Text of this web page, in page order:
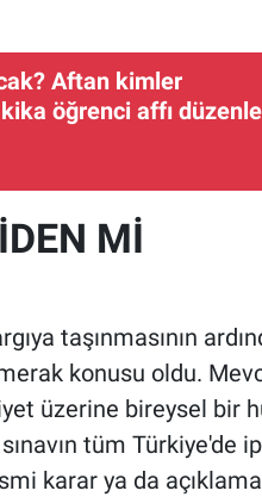
Aftan kimler
öğrenci affı
Mİ
taşınmasının
konusu oldu.
üzerine bireysel bir
tüm Türkiye'de
karar ya da açıklama